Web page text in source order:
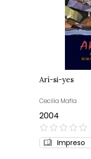
Arí-si-yes
Cecilia Mafla
2004
0%
Impreso